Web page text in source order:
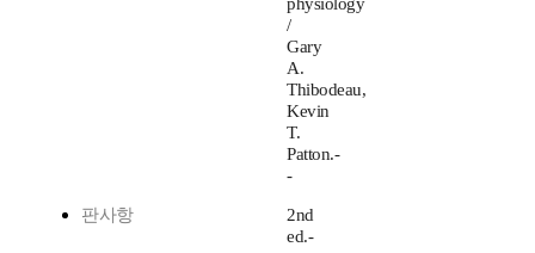
physiology
/
Gary
A.
Thibodeau,
Kevin
T.
Patton.-
-
판사항
2nd
ed.-